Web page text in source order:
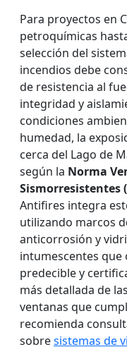
Para proyectos en
petroquímicas
selección del
incendios debe
de resistencia al
integridad y
condiciones
humedad, la
cerca del Lago de
según la Norma
Sismorresistentes
Antifires integra
utilizando marcos
anticorrosión y
intumescentes
predecible y
más detallada de
ventanas que
recomienda
sobresistemas de